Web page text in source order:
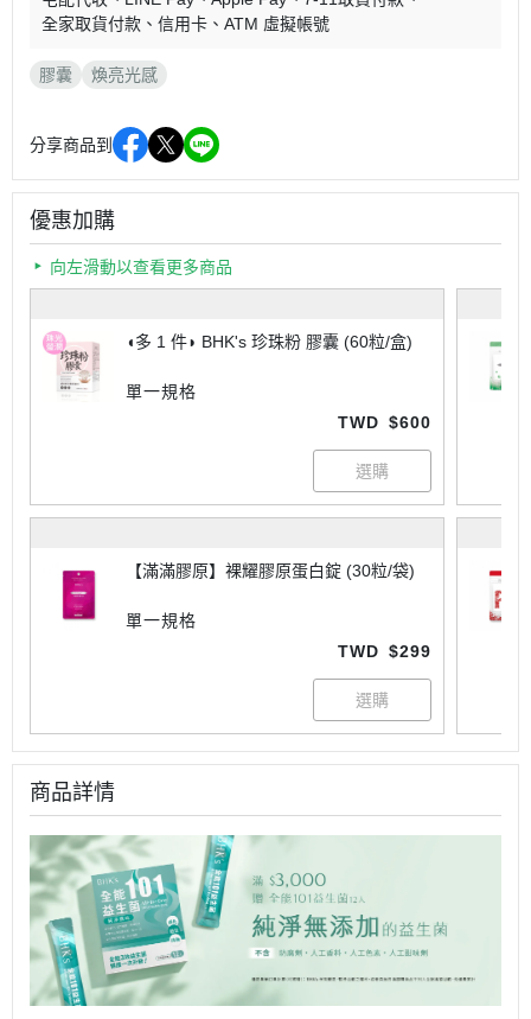
全家取貨付款
信用卡 ATM 虛擬帳號
膠囊 煥亮光感
分享商品到
優惠加購
向左滑動以查看更多商品
◖多 1 件◗ BHK's 珍珠粉 膠囊 (60粒/盒)
單一規格
TWD $600
【滿滿膠原】裸耀膠原蛋白錠 (30粒/袋)
單一規格
TWD $299
商品詳情